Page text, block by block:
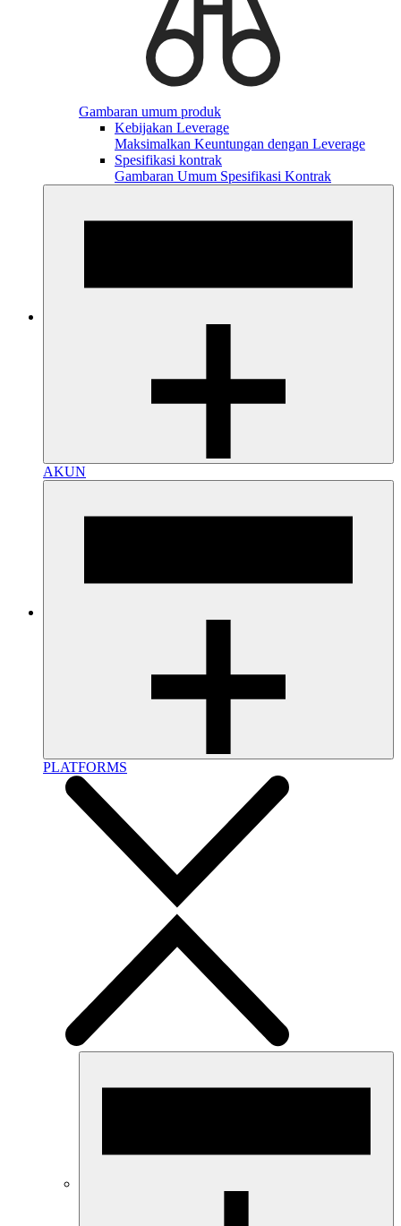
Gambaran umum produk
Kebijakan Leverage
Maksimalkan Keuntungan dengan Leverage
Spesifikasi kontrak
Gambaran Umum Spesifikasi Kontrak
AKUN
PLATFORMS